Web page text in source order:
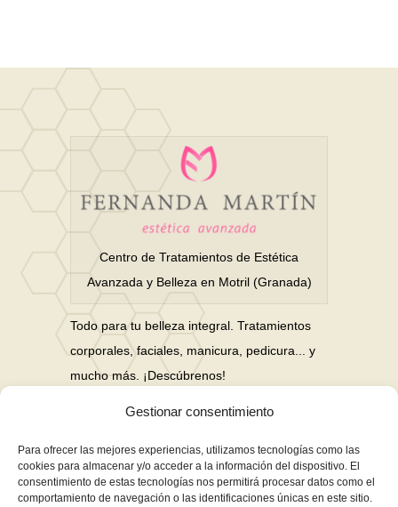
Gestionar consentimiento
Para ofrecer las mejores experiencias, utilizamos tecnologías como las
cookies para almacenar y/o acceder a la información del dispositivo. El
consentimiento de estas tecnologías nos permitirá procesar datos como el
comportamiento de navegación o las identificaciones únicas en este sitio.
Centro de Tratamientos de Estética
Avanzada y Belleza en Motril (Granada)
Todo para tu belleza integral. Tratamientos
corporales, faciales, manicura, pedicura... y
mucho más. ¡Descúbrenos!
Nuestras Redes Sociales
Financiación en hasta 3 años sin intereses